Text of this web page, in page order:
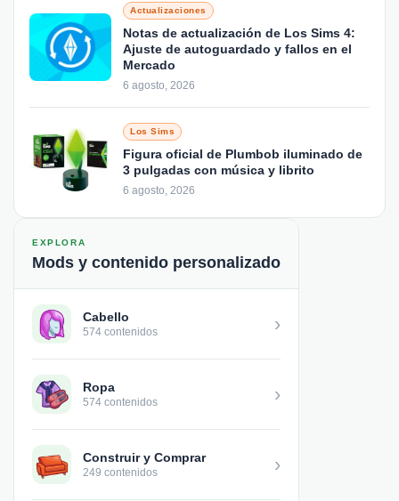
Actualizaciones
Notas de actualización de Los Sims 4:
Ajuste de autoguardado y fallos en el
Mercado
6 agosto, 2026
Los Sims
Figura oficial de Plumbob iluminado de
3 pulgadas con música y librito
6 agosto, 2026
EXPLORA
Mods y contenido personalizado
Cabello
574 contenidos ›
Ropa
574 contenidos ›
Construir y Comprar
249 contenidos ›